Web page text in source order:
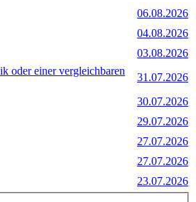
06.08.2026
04.08.2026
03.08.2026
oder einer vergleichbaren
31.07.2026
30.07.2026
29.07.2026
27.07.2026
27.07.2026
23.07.2026